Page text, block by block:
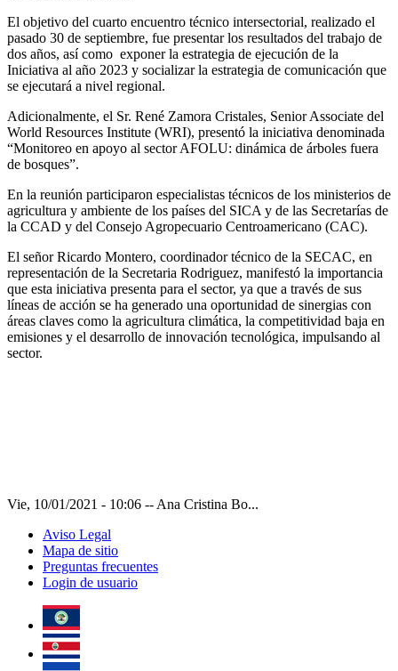
El objetivo del cuarto encuentro técnico intersectorial, realizado el
pasado 30 de septiembre, fue presentar los resultados del trabajo de
dos años, así como exponer la estrategia de ejecución de la
Iniciativa al año 2023 y socializar la estrategia de comunicación que
se ejecutará a nivel regional.
Adicionalmente, el Sr. René Zamora Cristales, Senior Associate del
World Resources Institute (WRI), presentó la iniciativa denominada
“Monitoreo en apoyo al sector AFOLU: dinámica de árboles fuera
de bosques”.
En la reunión participaron especialistas técnicos de los ministerios de
agricultura y ambiente de los países del SICA y de las Secretarías de
la CCAD y del Consejo Agropecuario Centroamericano (CAC).
El señor Ricardo Montero, coordinador técnico de la SECAC, en
representación de la Secretaria Rodriguez, manifestó la importancia
que esta iniciativa presenta para el sector, ya que a través de sus
líneas de acción se ha generado una oportunidad de sinergias con
áreas claves como la agricultura climática, la competitividad baja en
emisiones y el desarrollo de innovación tecnológica, impulsando al
sector.
Vie, 10/01/2021 - 10:06 -- Ana Cristina Bo...
Aviso Legal
Mapa de sitio
Preguntas frecuentes
Login de usuario